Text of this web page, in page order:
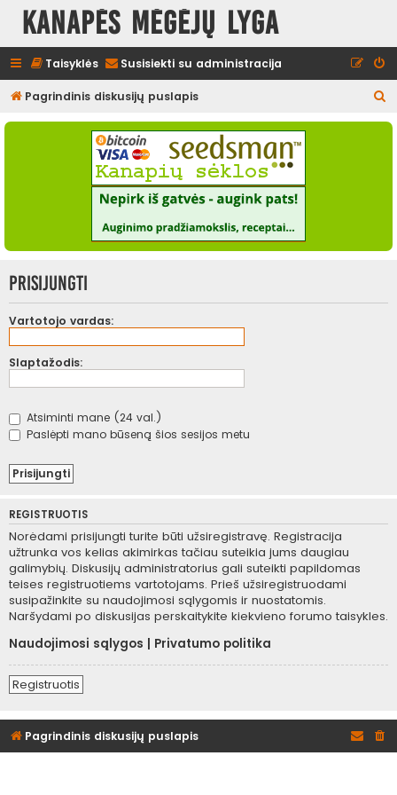
Kanapės mėgėjų lyga
Taisyklės Susisiekti su administracija
Pagrindinis diskusijų puslapis
e
Prisijungti
Vartotojo vardas:
Slaptažodis:
Atsiminti mane (24 val.)
Paslėpti mano būseną šios sesijos metu
REGISTRUOTIS
Norėdami prisijungti turite būti užsiregistravę. Registracija
užtrunka vos kelias akimirkas tačiau suteikia jums daugiau
galimybių. Diskusijų administratorius gali suteikti papildomas
teises registruotiems vartotojams. Prieš užsiregistruodami
susipažinkite su naudojimosi sąlygomis ir nuostatomis.
Naršydami po diskusijas perskaitykite kiekvieno forumo taisykles.
Naudojimosi sąlygos
Privatumo politika
Registruotis
Pagrindinis diskusijų puslapis